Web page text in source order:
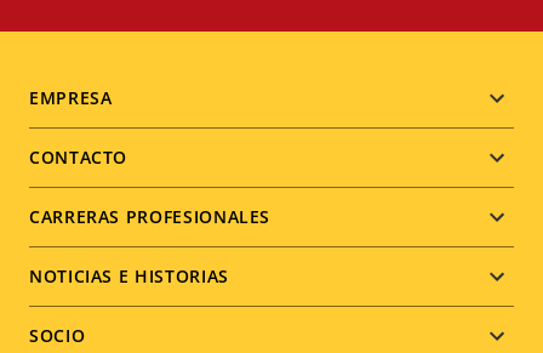
Footer
menu
EMPRESA
CONTACTO
CARRERAS PROFESIONALES
NOTICIAS E HISTORIAS
SOCIO